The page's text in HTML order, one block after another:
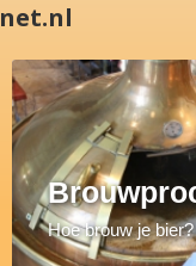
Hoe brouw je bier?